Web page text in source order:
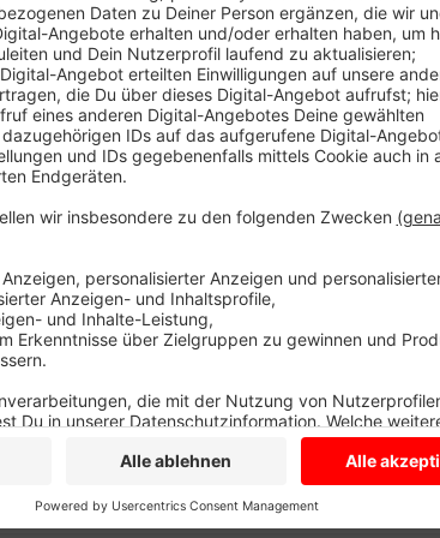
Anzeige
Das Land gibt Geld, um die Radwege zwischen
Havixbeck und zwischen Nordkirchen und Capelle
haben das dringend nötig. Außerdem gibt es noch
Coesfeld und Billerbeck und nördlich von
Nachbarschaften ja kräftig selbst mit an, der
Und abschließend beteiligt sich das Land noch an
in der Billerbecker Bauerschaft Aulendorf. Hier
fahrradfreundlicher Umbau ist zwischen Bösensell
es Geld vom Land.
Anzeige